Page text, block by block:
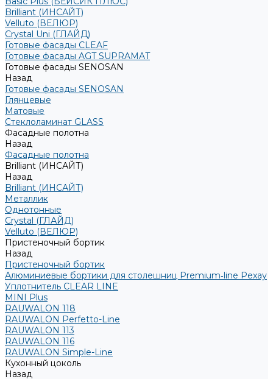
Brilliant (ИНСАЙТ)
Velluto (ВЕЛЮР)
Crystal Uni (ГЛАЙД)
Готовые фасады CLEAF
Готовые фасады AGT SUPRAMAT
Готовые фасады SENOSAN
Назад
Готовые фасады SENOSAN
Глянцевые
Матовые
Стеклоламинат GLASS
Фасадные полотна
Назад
Фасадные полотна
Brilliant (ИНСАЙТ)
Назад
Brilliant (ИНСАЙТ)
Металлик
Однотонные
Crystal (ГЛАЙД)
Velluto (ВЕЛЮР)
Пристеночный бортик
Назад
Пристеночный бортик
Алюминиевые бортики для столешниц Premium‑line Рехау
Уплотнитель CLEAR LINE
MINI Plus
RAUWALON 118
RAUWALON Perfetto-Line
RAUWALON 113
RAUWALON 116
RAUWALON Simple-Line
Кухонный цоколь
Назад